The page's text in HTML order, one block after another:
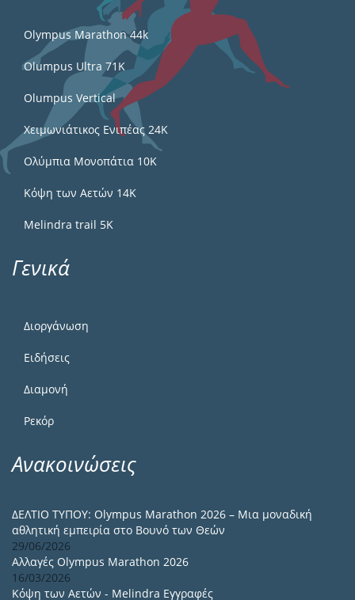
Olympus Marathon 44k
Olumpus Ultra 71K
Olumpus Vertical
Χειμωνιάτικος Ενιπέας 24Κ
Ολύμπια Μονοπάτια 10Κ
Κόψη των Αετών 14Κ
Melindra trail 5Κ
Γενικά
Διοργάνωση
Ειδήσεις
Διαμονή
Ρεκόρ
Ανακοινώσεις
ΔΕΛΤΙΟ ΤΥΠΟΥ: Olympus Marathon 2026 – Μια μοναδική
αθλητική εμπειρία στο Βουνό των Θεών
29/06/2026
Αλλαγές Olympus Marathon 2026
16/03/2026
Κόψη των Αετών - Melindra Εγγραφές